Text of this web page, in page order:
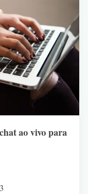
ao vivo para